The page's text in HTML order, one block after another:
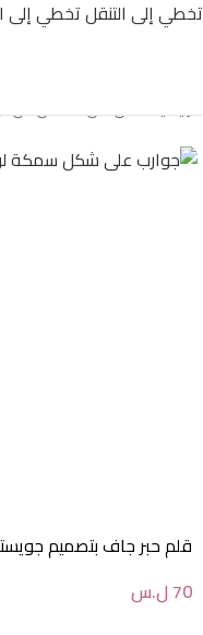
تخطي إلى التنقلتخطي إلى
الرئيسية/أقل من 500 ل.س /
قلم حبر جاف بتصميم
70 ل.س